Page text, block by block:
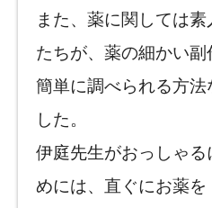
また、薬に関しては
たちが、薬の細かい
簡単に調べられる方法
した。
伊庭先生がおっしゃ
めには、直ぐにお薬